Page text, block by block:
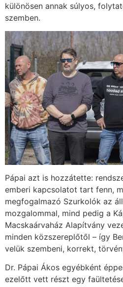
különösen annak súlyos,
szemben.
Pápai azt is hozzátette:
emberi kapcsolatot tart fenn,
megfogalmazó Szurkolók az
mozgalommal, mind pedig a
Macskaárvaház Alapítvány
minden közszereplőtől – így
velük szembeni, korrekt,
Dr. Pápai Ákos egyébként
ezelőtt vett részt egy